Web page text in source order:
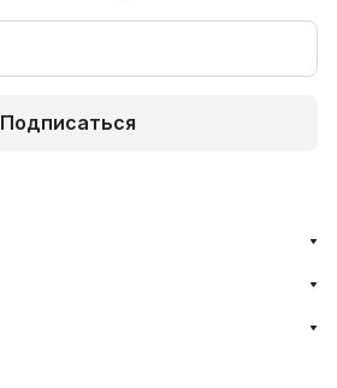
Подписаться